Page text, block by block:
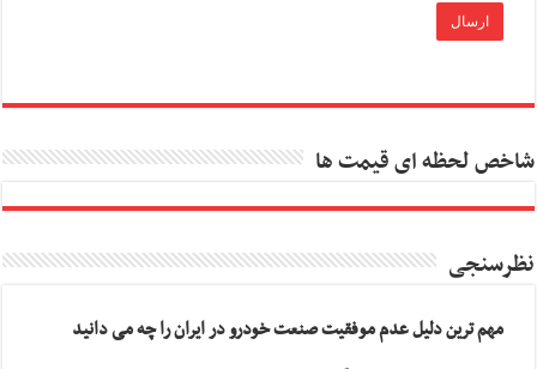
شاخص لحظه ای قیمت ها
نظرسنجی
مهم ترین دلیل عدم موفقیت صنعت خودرو در ایران را چه می دانید